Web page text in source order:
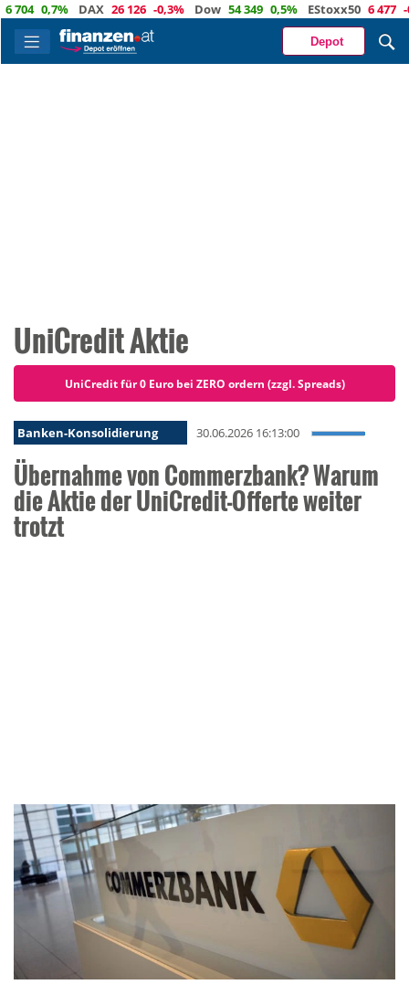
DAX 26 126 -0,3% Dow 54 349 0,5% EStoxx50 6 477 -0,2%
Depot
UniCredit Aktie
UniCredit für 0 Euro bei ZERO ordern (zzgl. Spreads)
Banken-Konsolidierung 30.06.2026 16:13:00
Übernahme von Commerzbank? Warum
die Aktie der UniCredit-Offerte weiter
trotzt